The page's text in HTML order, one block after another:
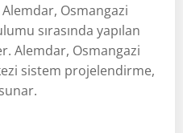
Osmangazi
sırasında yapılan
Alemdar, Osmangazi
sistem projelendirme,